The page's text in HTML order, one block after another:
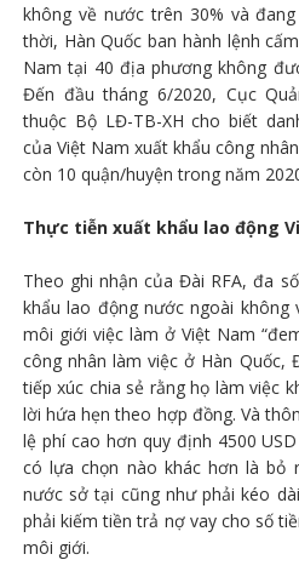
không về nước trên 30% và
thời, Hàn Quốc ban hành lệnh
Nam tại 40 địa phương không
Đến đầu tháng 6/2020, Cục
thuộc Bộ LĐ-TB-XH cho biết
của Việt Nam xuất khẩu công
còn 10 quận/huyện trong năm
Thực tiễn xuất khẩu lao động
Theo ghi nhận của Đài RFA, đa
khẩu lao động nước ngoài
môi giới việc làm ở Việt Nam
công nhân làm việc ở Hàn Quốc,
tiếp xúc chia sẻ rằng họ làm việc
lời hứa hẹn theo hợp đồng. Và
lệ phí cao hơn quy định 4500
có lựa chọn nào khác hơn là bỏ
nước sở tại cũng như phải kéo
phải kiếm tiền trả nợ vay cho số
môi giới.